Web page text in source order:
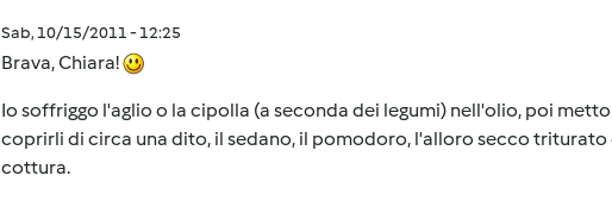
Sab, 10/15/2011 - 12:25
Brava, Chiara!
Io soffriggo l'aglio o la cipolla (a seconda dei legumi) nell'olio, poi
coprirli di circa una dito, il sedano, il pomodoro, l'alloro secco
cottura.